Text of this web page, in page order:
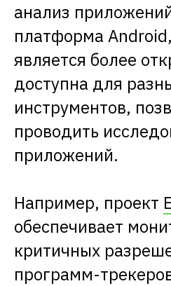
анализ
платформа
является более
доступна для
инструментов,
проводить
приложений.
Например, проект
обеспечивает
критичных
программ-